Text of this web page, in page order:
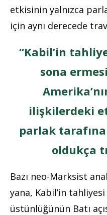
etkisinin yalnızca
için aynı derecede
“Kabil’in
sona
ilişkilerdeki
parlak
oldukça
Bazı neo-Marksist
yana, Kabil’in
üstünlüğünün Batı